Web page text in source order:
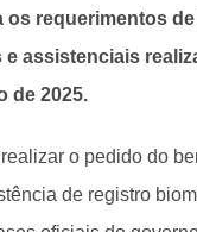
os requerimentos
assistenciais
de 2025.
o pedido do
de registro